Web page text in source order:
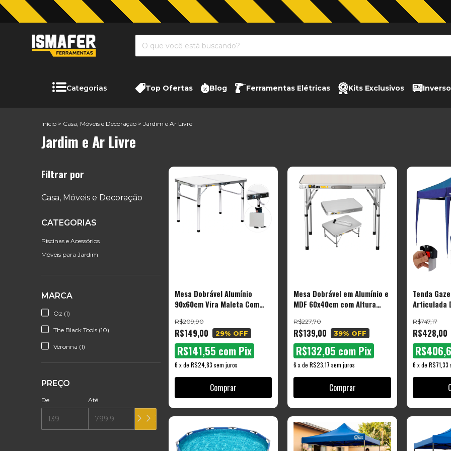
Jardinagem com The Black Tools
Categorias Top Ofertas Blog Ferramentas Elétricas Kits Exclusivos
Início > Casa, Móveis e Decoração > Jardim e Ar Livre
Jardim e Ar Livre
Filtrar por
Casa, Móveis e Decoração
CATEGORIAS
Piscinas e Acessórios
Móveis para Jardim
MARCA
Oz (1)
The Black Tools (10)
Veronna (1)
PREÇO
De Até
Mesa Dobrável Alumínio
90x60cm Vira Maleta Com
The Black Tools
R$149,00
R$209,90
29% OFF
6 xde R$24,83 sem juros
R$141,55 com Pix
Mesa Dobrável em Alumínio e
MDF 60x40cm com Altura
Black Tools
R$139,00
R$227,70
39% OFF
6 xdeR$23,17 sem juros
R$132,05 com Pix
Tenda
Articulada
Com Mala
The Black
R$428,00
R$747,17
6 xde R$71,33